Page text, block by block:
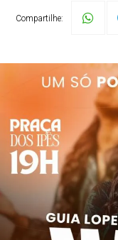
Compartilhe: